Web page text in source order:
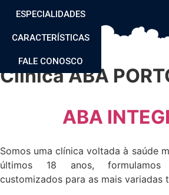
ESPECIALIDADES
CARACTERÍSTICAS
FALE CONOSCO
Clínica ABA
ABA
Somos uma clínica voltada à saúde
últimos 18 anos, formulamos
customizados para as mais variadas